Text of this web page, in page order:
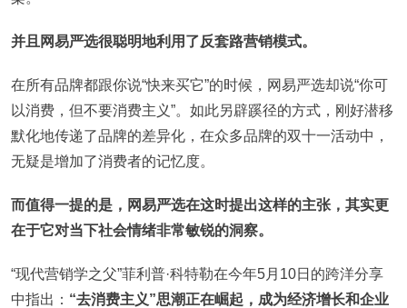
并且网易严选很聪明地利用了反套路营销模式。
在所有品牌都跟你说“快来买它”的时候，网易严选却说“你可
以消费，但不要消费主义”。如此另辟蹊径的方式，刚好潜移
默化地传递了品牌的差异化，在众多品牌的双十一活动中，
无疑是增加了消费者的记忆度。
而值得一提的是，网易严选在这时提出这样的主张，其实更
在于它对当下社会情绪非常敏锐的洞察。
“现代营销学之父”菲利普·科特勒在今年5月10日的跨洋分享
中指出： “去消费主义”思潮正在崛起，成为经济增长和企业